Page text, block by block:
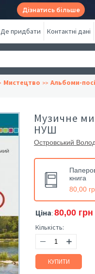
Дізнатись більше
Де придбати Контактні дані
Мистецтво Альбоми-
Музичне
НУШ
Островський
книга
80,00
Ціна: 80,00 грн
Кількість:
КУПИТИ